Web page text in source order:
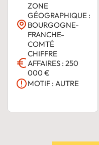
ZONE
GÉOGRAPHIQUE :
BOURGOGNE-
FRANCHE-
COMTÉ
CHIFFRE
AFFAIRES : 250
000 €
MOTIF : AUTRE